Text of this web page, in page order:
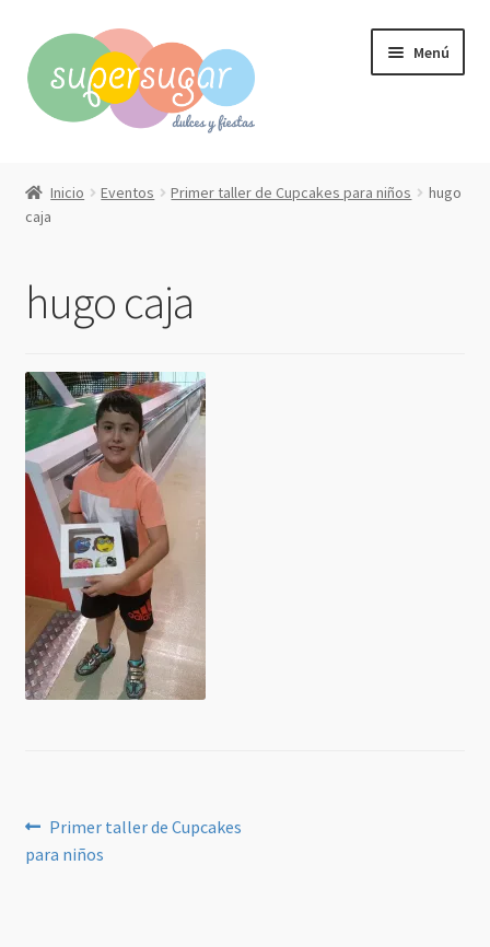
a
la
navegación
al
contenido
Menú
Compra online
Contacto
Mi cuenta
Inicio Eventos Primer taller de Cupcakes para niños
hugo
caja
hugo caja
Navegación
de
Anterior:
Primer taller de Cupcakes
para niños